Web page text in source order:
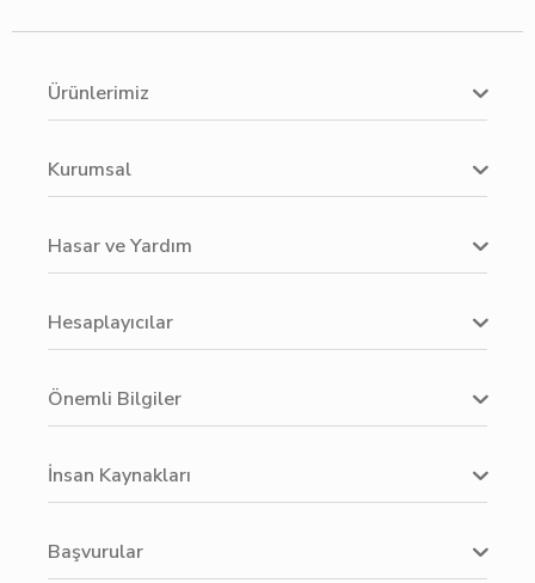
Ürünlerimiz
Kurumsal
Hasar ve Yardım
Hesaplayıcılar
Önemli Bilgiler
İnsan Kaynakları
Başvurular